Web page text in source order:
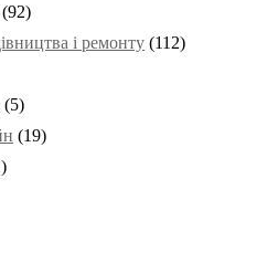
(92)
і ремонту (112)
(5)
(19)